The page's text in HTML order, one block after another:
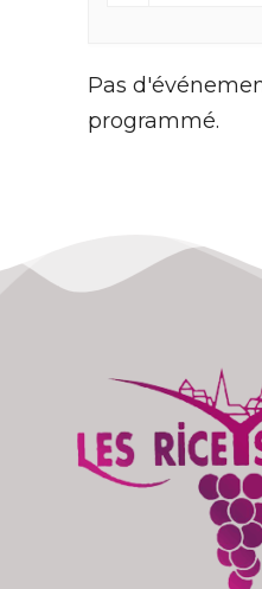
Pas
programmé.